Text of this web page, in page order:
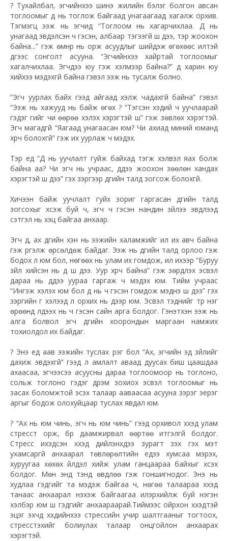
? Тухайлбал, эгчийнхээ шинэ жилийн бэлэг болгон авсан
тоглоомыг дүү нь тоглож байгаад унагаагаад хагалж орхив.
Тэгмэгц ээж нь эгчид “Тоглоом нь хагарчихлаа. Дүү нь
унагаад эвдэлсэн ч гэсэн, албаар тэгээгүй шүү дээ, тэр жоохон
байна...” гэж өмнүүр нь орж асуудлыг шийдэж өгөхөөс илүүтэй
дүүгээс сонголт асууна. “Эгчийнхээ хайртай тоглоомыг
хагалчихлаа. Эгчдээ юу гэж хэлмээр байна?” дүү харин юу
хийхээ мэдэхгүй байна гэвэл ээж нь тусалж болно.
“Эгч уурлах байх гээд айгаад хэлж чадахгүй байна” гэвэл
“Ээж нь хажууд нь байж өгөх үү? “Тэгсэн хэдий ч уучлаарай
гэдэг үгийг чи өөрөө хэлэх хэрэгтэй шүү” гэж зөвлөх хэрэгтэй.
Эгч магадгүй “Яагаад унагаасан юм? Чи ахиад миний юманд
хүрч болохгүй” гэж их уурлаж ч мэдэх.
Тэр үед “Дүү нь уучлалт гуйж байхад тэгж хэлвэл яах болж
байна аа? Чи эгч нь учраас, дүүдээ жоохон зөөлөн хандах
хэрэгтэй шүү дээ” гэх зэргээр дүүгийн талд зогсож болохгүй.
Хичээн байж уучлалт гуйх зориг гаргасан дүүгийн талд
зогсохыг хүсэж буй ч, эгч ч гэсэн нандин зүйлээ эвдүүлээд
сэтгэл нь хэцүү байгаа анхаар.
Эгч дүү, ах дүүгийн хэн нь ээжийн халамжийг илүү их авч байна
гэж үргэлж өрсөлдөж байдаг. Ээж нь дүүгийн талд орлоо гэж
бодох л юм бол, нөгөөх нь улам их гомдож, илүү ихээр “Буруу
зүйл хийсэн нь дүү шүү дээ. Уур хүрч байна” гэж зөрүүдлэх эсвэл
дараа нь дүүдээ уураа гаргаж ч мэдэх юм. Тийм учраас
“Ингэж хэлэх юм бол дүү нь ч гэсэн гомдож мэднэ шүү дээ” гэх
зэргийн үг хэлээд л орхих нь дээр юм. Эсвэл тэднийг түр нэг
өрөөнд үлдээх нь ч гэсэн сайн арга болдог. Гэнэтхэн ээж нь
алга болвол эгч дүүгийн хоорондын маргаан намжих
тохиолдол их байдаг.
? Энэ үед аав ээжийн туслах үүрэг бол “Ах, эгчийн эд зүйлийг
дахиж эвдэхгүй” гээд л амлалт аваад дуусах биш цаашдаа
ахаасаа, эгчээсээ асуусны дараа тоглоомоор нь тоглоно,
сольж тоглоно гэдэг дүрэм зохиох эсвэл тоглоомыг нь
засах боломжтой эсэх талаар ааваасаа асууна зэрэг эерэг
аргыг бодож олохуйцаар туслах явдал юм.
? “Ах нь юм чинь, эгч нь юм чинь” гээд орхивол хүүхэд улам
стресст орж, бүр даамжирвал өөртөө итгэлгүй болдог.
Стресс ихэдсэн хүүхэд дийлэнхдээ зурагт үзэх гэх мэт
ухамсаргүй анхаарал төвлөрөлтийн үедээ хумсаа мэрэх,
хуруугаа хөхөх үйлдэл хийж улам ганцаараа байхыг хүсэх
болдог. Мөн энд тэнд өвдлөө гэж гоншигнодог. Энэ нь
худлаа гэдгийг та мэдэж байгаа ч, нөгөө талаараа хүүхэд
танаас анхаарал нэхэж байгаагаа илэрхийлж буй нэгэн
хэлбэр юм шүү гэдгийг анхаараарай.Тиймээс ойрхон хүүхэдтэй
эцэг эхчүүд хүүхдийнхээ стрессийн учир шалтгааныг тогтоох,
стресстэхийг болиулах талаар онцгойлон анхаарах
хэрэгтэй.